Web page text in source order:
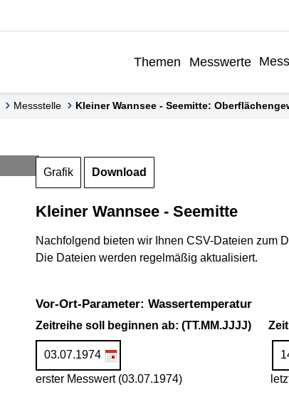
Themen Messwerte
Messstelle Kleiner Wannsee - Seemitte:
Grafik Download
Kleiner Wannsee - Seemitte
Nachfolgend bieten wir Ihnen CSV-Dateien zum
Die Dateien werden regelmäßig aktualisiert.
Vor-Ort-Parameter: Wassertemperatur
Zeitreihe soll beginnen ab: (TT.MM.JJJJ)
erster Messwert (03.07.1974)